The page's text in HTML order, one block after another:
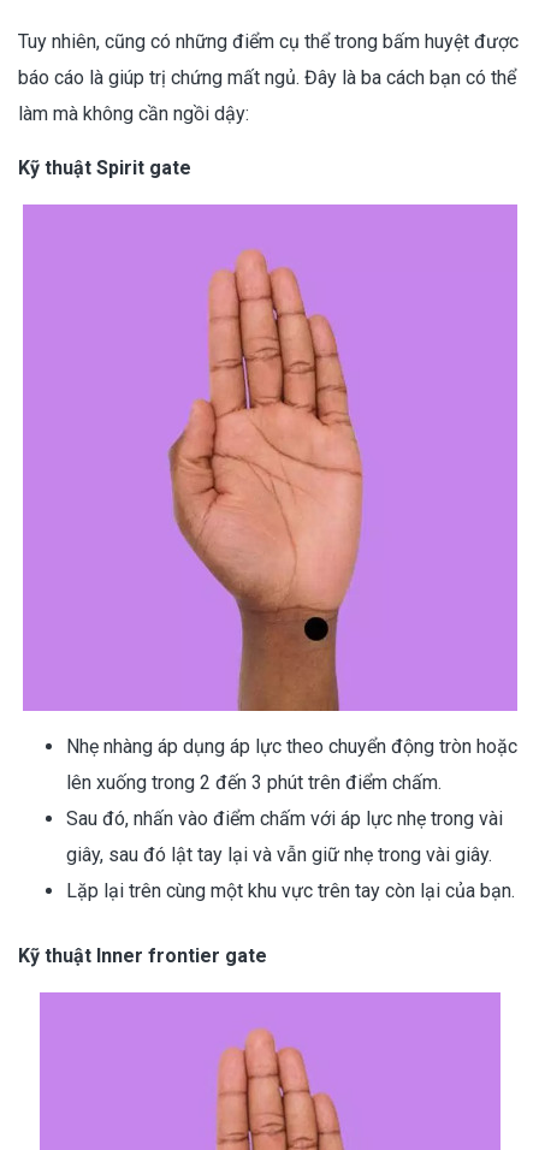
Tuy nhiên, cũng có những điểm cụ thể trong bấm huyệt được
báo cáo là giúp trị chứng mất ngủ. Đây là ba cách bạn có thể
làm mà không cần ngồi dậy:
Kỹ thuật Spirit gate
Nhẹ nhàng áp dụng áp lực theo chuyển động tròn hoặc
lên xuống trong 2 đến 3 phút trên điểm chấm.
Sau đó, nhấn vào điểm chấm với áp lực nhẹ trong vài
giây, sau đó lật tay lại và vẫn giữ nhẹ trong vài giây.
Lặp lại trên cùng một khu vực trên tay còn lại của bạn.
Kỹ thuật Inner frontier gate